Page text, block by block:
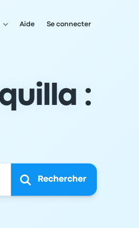
Aide Se connecter
:
Rechercher